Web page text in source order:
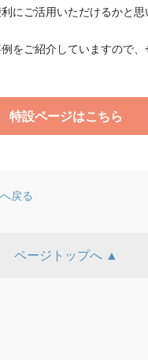
にご活用いただけるかと思
をご紹介していますので、
特設ページはこちら
戻る
ページトップへ ▲